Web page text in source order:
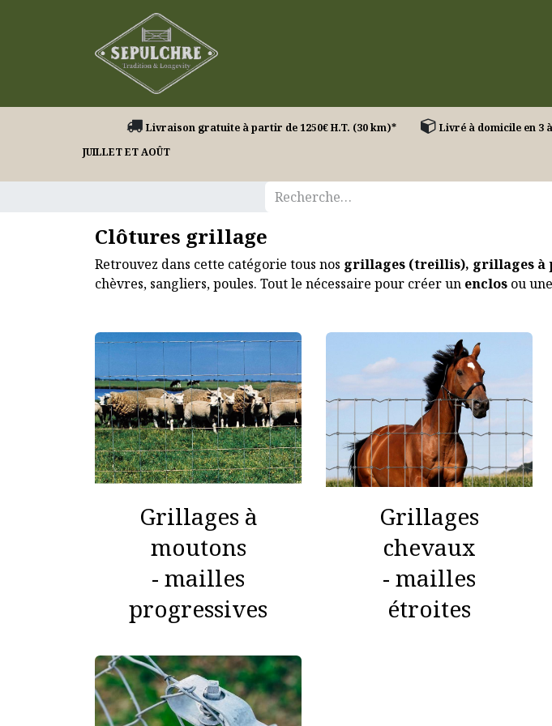
Livraison gratuite à partir de 1250€ H.T. (30 km)* Livré à domicile en
JUILLET ET AOÛT
Clôtures grillage
Retrouvez dans cette catégorie tous nos grillages (treillis), grillages à
chèvres, sangliers, poules. Tout le nécessaire pour créer un enclos ou une
Grillages à
moutons
- mailles
progressives
Grillages
chevaux
- mailles
étroites